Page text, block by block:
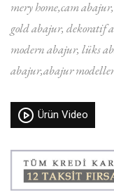
mery homecam abajur
gold abajur dekoratif
modern abajur lüks
abajurabajur
Ürün Video